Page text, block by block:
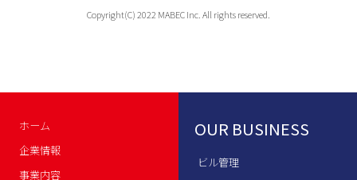
Copyright(C) 2022 MABEC Inc. All rights reserved.
ホーム
企業情報
事業内容
OUR BUSINESS
ビル管理